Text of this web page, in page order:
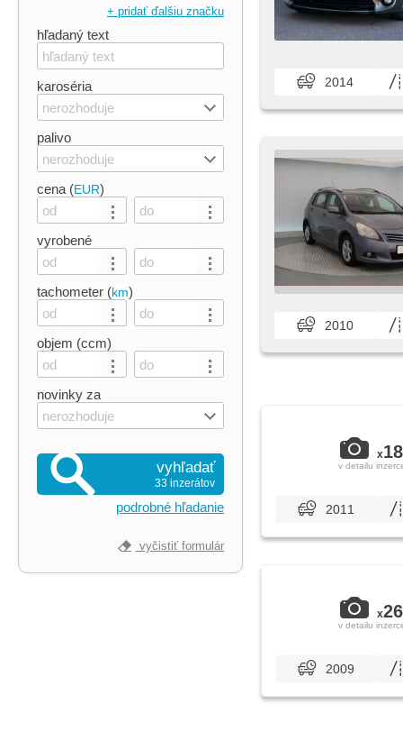
+ pridať ďalšiu značku
hľadaný text
karoséria
nerozhoduje
palivo
nerozhoduje
cena (EUR)
vyrobené
tachometer (km)
objem (ccm)
novinky za
nerozhoduje
vyhľadať
33 inzerátov
podrobné hľadanie
vyčistiť formulár
2014
2010
x18
v detailu
2011
x26
v detailu
2009